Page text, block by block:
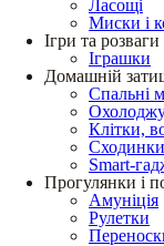
Ласощі
Миски і
Ігри та розваги
Іграшки
Домашній
Спальні
Клітки,
Сходинки
Smart-
Прогулянки і
Амуніція
Рулетки